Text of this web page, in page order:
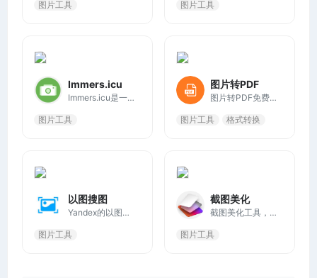
图片工具 图片工具
Immers.icu
Immers.icu是一个提供相机水印快捷指令合集的网站，允许用户为照片添加各种品牌相机的水印，如徕卡、哈苏、苹果、蔡司、索尼、富士、尼康、佳能等。
图片工具
图片转PDF
图片转PDF免费转换器可以将JPG、GIF、BMP、PNG和TIFF等格式的图片转换为PDF文件。您可以自定义PDF的尺寸、方向和页边距，在线使用，无需下载或注册。
图片工具 格式转换
以图搜图
Yandex的以图搜图功能相对于其他搜索引擎来说是非常突出的，可以夸张的说没有它找不到的图片，而且图片质量都很高，只需丢进去一张图片，就会自动分析找到相似的图片以及图片原始出处。
图片工具
截图美化
截图美化工具，轻松制作手机、电脑或网站的精美截图，你可以调整阴影、位置、背景色、倾斜角和画面比例等，让截图看起来更精美。
图片工具